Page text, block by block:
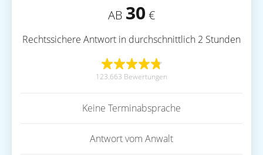
AB 30 €
Rechtssichere Antwort in durchschnittlich 2 Stunden
123.663 Bewertungen
Keine Terminabsprache
Antwort vom Anwalt